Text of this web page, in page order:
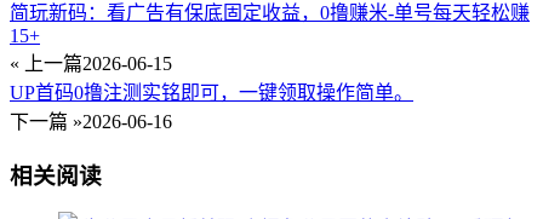
简玩新码：看广告有保底固定收益，0撸赚米-单号每天轻松赚
15+
« 上一篇2026-06-15
UP首码0撸注测实铭即可，一键领取操作简单。
下一篇 »2026-06-16
相关阅读